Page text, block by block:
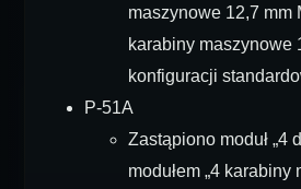
maszynowe 12,7 mm
karabiny maszynowe
konfiguracji
P-51A
Zastąpiono moduł „4
modułem „4